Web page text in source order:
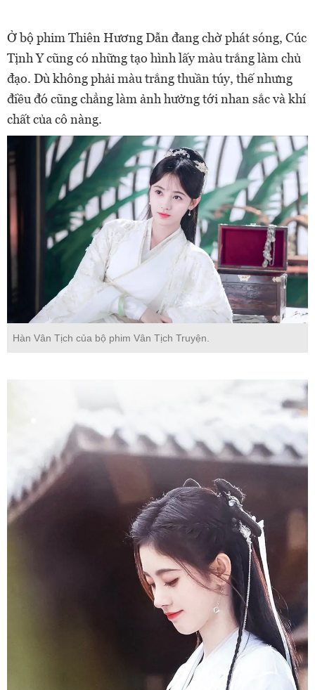
Ở bộ phim Thiên Hương Dẫn đang chờ phát sóng, Cúc
Tịnh Y cũng có những tạo hình lấy màu trắng làm chủ
đạo. Dù không phải màu trắng thuần túy, thế nhưng
điều đó cũng chẳng làm ảnh hưởng tới nhan sắc và khí
chất của cô nàng.
Hàn Vân Tịch của bộ phim Vân Tịch Truyện.